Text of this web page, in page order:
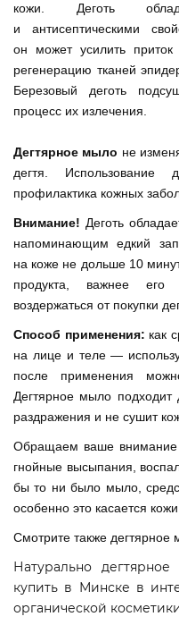
кожи. Деготь
и антисептическими
он может усилить
регенерацию тканей
Березовый деготь
процесс их излечения.
Дегтярное мыло не
дегтя.
профилактика кожных
Внимание! Деготь
напоминающим едкий
на коже не дольше 10
продукта, важнее
воздержаться от покупки
Способ применения: как
на лице и теле —
после применения
Дегтярное мыло подходит
раздражения и не сушит
Обращаем ваше внимание
гнойные высыпания,
бы то ни было мыло,
особенно это касается
Смотрите также
Натурально
купить в Минске в
органической